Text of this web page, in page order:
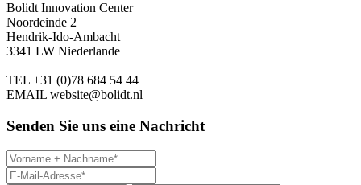
Bolidt Innovation Center
Noordeinde 2
Hendrik-Ido-Ambacht
3341 LW Niederlande
TEL +31 (0)78 684 54 44
EMAIL website@bolidt.nl
Senden Sie uns eine Nachricht